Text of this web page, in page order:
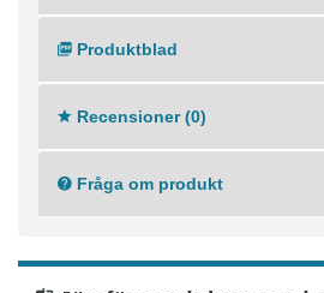
Produktblad
Recensioner (0)
Fråga om produkt